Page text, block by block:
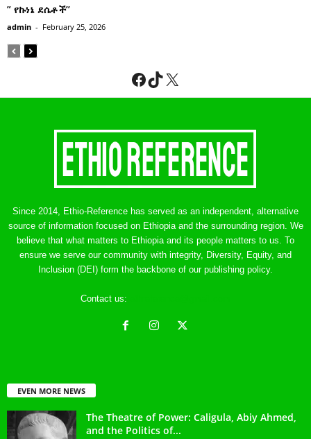
” የኩነኔ ደሴቶች’’
admin - February 25, 2026
Facebook
TikTok
X
Since 2014, Ethio-Reference has served as an independent, alternative
source of information focused on Ethiopia and the surrounding region. We
believe that what matters to Ethiopia and its people matters to us. To
ensure we serve our community with integrity, Diversity, Equity, and
Inclusion (DEI) form the backbone of our publishing policy.
Contact us:
EVEN MORE NEWS
The Theatre of Power: Caligula, Abiy Ahmed,
and the Politics of...